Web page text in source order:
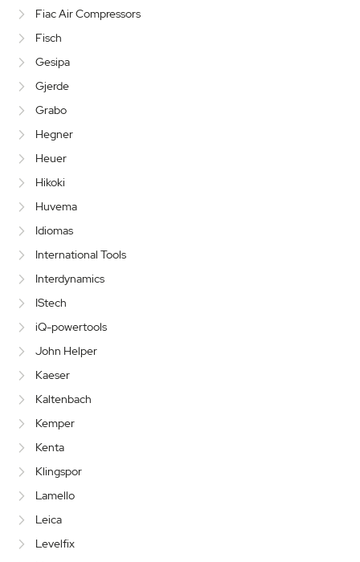
Fiac Air Compressors
Fisch
Gesipa
Gjerde
Grabo
Hegner
Heuer
Hikoki
Huvema
Idiomas
International Tools
Interdynamics
IStech
iQ-powertools
John Helper
Kaeser
Kaltenbach
Kemper
Kenta
Klingspor
Lamello
Leica
Levelfix